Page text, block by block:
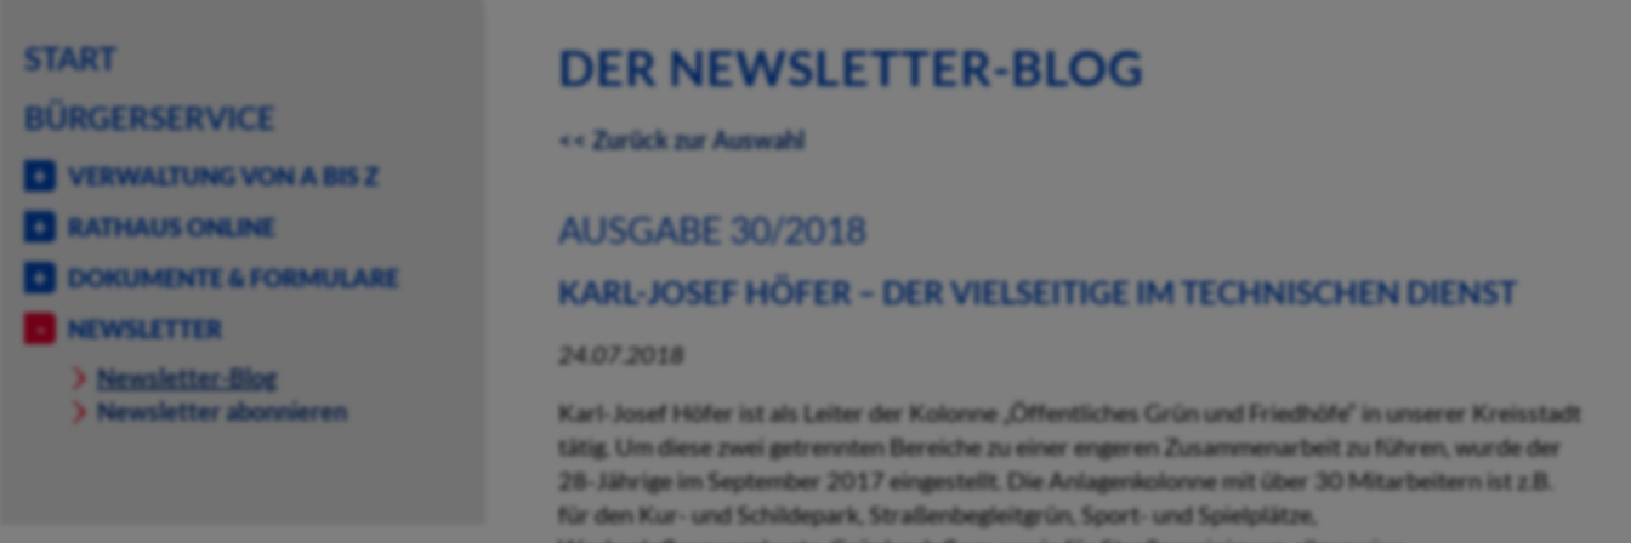
START
BÜRGERSERVICE
VERWALTUNG VON A BIS Z
RATHAUS ONLINE
DOKUMENTE & FORMULARE
NEWSLETTER
Newsletter-Blog
Newsletter abonnieren
DER NEWSLETTER-BLOG
<< Zurück zur Auswahl
AUSGABE 30/2018
KARL-JOSEF HÖFER – DER VIELSEITIGE IM TECHNISCHEN DIENST
24.07.2018
Karl-Josef Höfer ist als Leiter der Kolonne „Öffentliches Grün und Friedhöfe“ in unserer Kreisstadt
tätig. Um diese zwei getrennten Bereiche zu einer engeren Zusammenarbeit zu führen, wurde der
28-Jährige im September 2017 eingestellt. Die Anlagenkolonne mit über 30 Mitarbeitern ist z.B.
für den Kur- und Schildepark, Straßenbegleitgrün, Sport- und Spielplätze,